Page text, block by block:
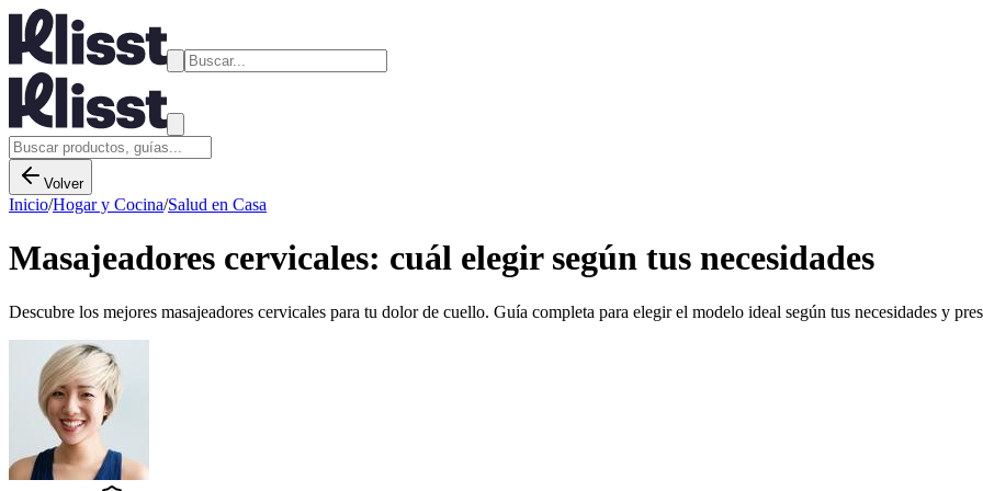
Volver
Inicio/Hogar y Cocina/Salud en Casa
Masajeadores cervicales: cuál elegir según tus necesidades
Descubre los mejores masajeadores cervicales para tu dolor de cuello. Guía completa para elegir el modelo ideal según tus necesidades y